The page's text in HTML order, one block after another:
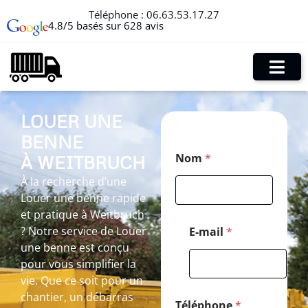
Téléphone : 06.63.53.17.27
4.8/5 basés sur 628 avis
LOUER UNE
BENNE
À WEITBRUCH
À la recherche d’une
Louer une benne rapide
et pratique à Weitbruch
? Notre service de Louer
une benne est conçu
pour vous simplifier la
vie. Que ce soit pour un
chantier, un débarras
Nom *
E-mail *
é
l
é
p
h
o
n
e
M
e
s